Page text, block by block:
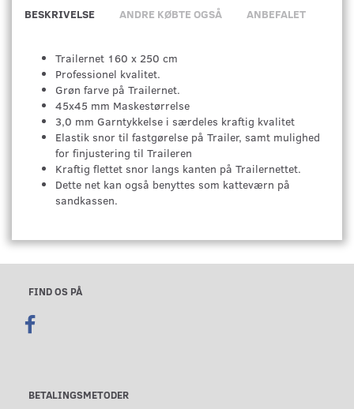
BESKRIVELSE ANDRE KØBTE OGSÅ ANBEFALET
Trailernet 160 x 250 cm
Professionel kvalitet.
Grøn farve på Trailernet.
45x45 mm Maskestørrelse
3,0 mm Garntykkelse i særdeles kraftig kvalitet
Elastik snor til fastgørelse på Trailer, samt mulighed
for finjustering til Traileren
Kraftig flettet snor langs kanten på Trailernettet.
Dette net kan også benyttes som katteværn på
sandkassen.
FIND OS PÅ
BETALINGSMETODER